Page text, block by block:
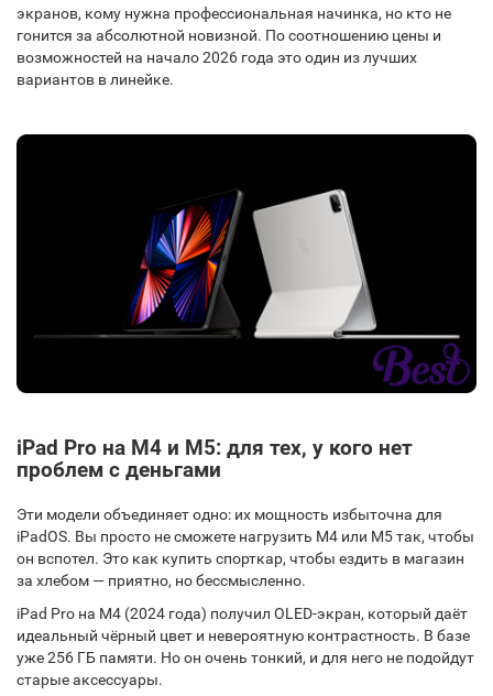
экранов, кому нужна профессиональная начинка, но кто не
гонится за абсолютной новизной. По соотношению цены и
возможностей на начало 2026 года это один из лучших
вариантов в линейке.
iPad Pro на M4 и M5: для тех, у кого нет
проблем с деньгами
Эти модели объединяет одно: их мощность избыточна для
iPadOS. Вы просто не сможете нагрузить M4 или M5 так, чтобы
он вспотел. Это как купить спорткар, чтобы ездить в магазин
за хлебом — приятно, но бессмысленно.
iPad Pro на M4 (2024 года) получил OLED-экран, который даёт
идеальный чёрный цвет и невероятную контрастность. В базе
уже 256 ГБ памяти. Но он очень тонкий, и для него не подойдут
старые аксессуары.